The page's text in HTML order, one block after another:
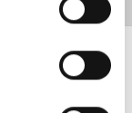
barnens